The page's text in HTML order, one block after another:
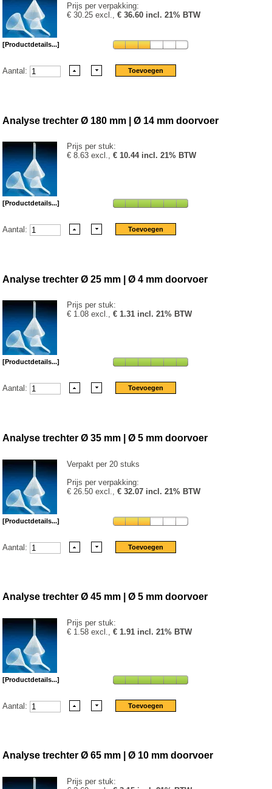
Prijs per verpakking:
€ 30.25 excl.,€ 36.60 incl. 21% BTW
[Productdetails...]
Aantal:
Analyse trechter Ø 180 mm | Ø 14 mm doorvoer
Prijs per stuk:
€ 8.63 excl.,€ 10.44 incl. 21% BTW
[Productdetails...]
Aantal:
Analyse trechter Ø 25 mm | Ø 4 mm doorvoer
Prijs per stuk:
€ 1.08 excl.,€ 1.31 incl. 21% BTW
[Productdetails...]
Aantal:
Analyse trechter Ø 35 mm | Ø 5 mm doorvoer
Verpakt per 20 stuks
Prijs per verpakking:
€ 26.50 excl.,€ 32.07 incl. 21% BTW
[Productdetails...]
Aantal:
Analyse trechter Ø 45 mm | Ø 5 mm doorvoer
Prijs per stuk:
€ 1.58 excl.,€ 1.91 incl. 21% BTW
[Productdetails...]
Aantal:
Analyse trechter Ø 65 mm | Ø 10 mm doorvoer
Prijs per stuk: